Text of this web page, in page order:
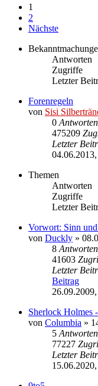
1
2
Nächste
Antworten
Zugriffe
Letzter
Forenregeln
von Sisi
0 Antworten
475209
Letzter
Themen
Antworten
Zugriffe
Letzter
Vorwort: Sinn
von Duckly »
8 Antworten
41603
Letzter
Beitrag
Sherlock Holmes
von Columbia »
5 Antworten
77227
Letzter